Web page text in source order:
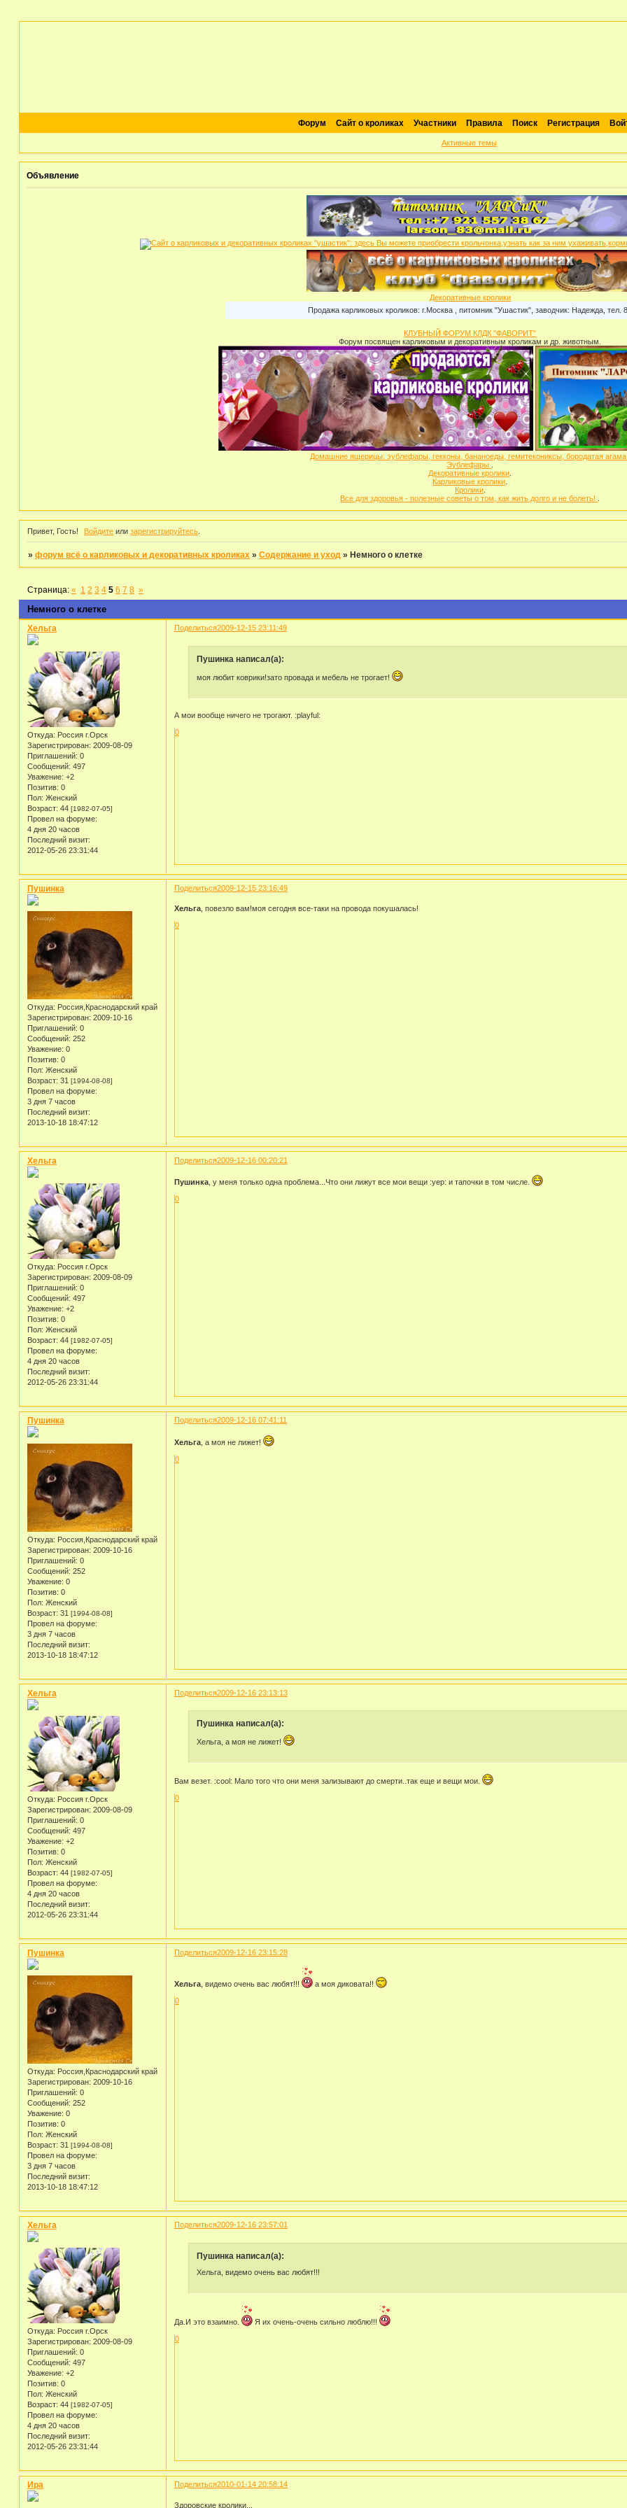
Форум Сайт о кроликах Участники Правила Поиск Регистрация
Активные темы
Объявление
Декоративные кролики
Продажа карликовых кроликов: г.Москва , питомник "Ушастик", заводчик: Надежда, тел. 8 (499)
КЛУБНЫЙ ФОРУМ КЛДК "ФАВОРИТ"
Форум посвящен карликовым и декоративным кроликам и др. животным.
Домашние ящерицы: эублефары, гекконы, бананоеды, гемитекониксы, бородатая
Эублефары
Декоративные кролики
Карликовые кролики
Кролики.
Все для здоровья - полезные советы о том, как жить долго и не болеть!
Привет, Гость! Войдите илизарегистрируйтесь
» форум всё о карликовых и декоративных кроликах » Содержание и уход » Немного о клетке
Немного о клетке
Страница: « 1 2 3 4 5 6 7 8 »
Поделиться2009-12-15 23:11:49
Хельга
Откуда: Россия г.Орск
Зарегистрирован: 2009-08-09
Приглашений: 0
Сообщений: 497
Уважение: +2
Позитив: 0
Пол: Женский
Возраст: 44 [1982-07-05]
Провел на форуме:
4 дня 20 часов
Последний визит:
2012-05-26 23:31:44
Пушинка написал(а):
моя любит коврики!зато провада и мебель не трогает!
А мои вообще ничего не трогают. :playful:
0
Поделиться2009-12-15 23:16:49
Пушинка
Откуда: Россия,Краснодарский край
Зарегистрирован: 2009-10-16
Приглашений: 0
Сообщений: 252
Уважение: 0
Позитив: 0
Пол: Женский
Возраст: 31 [1994-08-08]
Провел на форуме:
3 дня 7 часов
Последний визит:
2013-10-18 18:47:12
Хельга, повезло вам!моя сегодня все-таки на провода покушалась!
0
Поделиться2009-12-16 00:20:21
Хельга
Откуда: Россия г.Орск
Зарегистрирован: 2009-08-09
Приглашений: 0
Сообщений: 497
Уважение: +2
Позитив: 0
Пол: Женский
Возраст: 44 [1982-07-05]
Провел на форуме:
4 дня 20 часов
Последний визит:
2012-05-26 23:31:44
Пушинка, у меня только одна проблема...Что они лижут все мои вещи :yep: и тапочки в том числе.
0
Поделиться2009-12-16 07:41:11
Пушинка
Откуда: Россия,Краснодарский край
Зарегистрирован: 2009-10-16
Приглашений: 0
Сообщений: 252
Уважение: 0
Позитив: 0
Пол: Женский
Возраст: 31 [1994-08-08]
Провел на форуме:
3 дня 7 часов
Последний визит:
2013-10-18 18:47:12
Хельга, а моя не лижет!
0
Поделиться2009-12-16 23:13:13
Хельга
Откуда: Россия г.Орск
Зарегистрирован: 2009-08-09
Приглашений: 0
Сообщений: 497
Уважение: +2
Позитив: 0
Пол: Женский
Возраст: 44 [1982-07-05]
Провел на форуме:
4 дня 20 часов
Последний визит:
2012-05-26 23:31:44
Пушинка написал(а):
Хельга, а моя не лижет!
Вам везет. :cool: Мало того что они меня зализывают до смерти..так еще и вещи мои.
0
Поделиться2009-12-16 23:15:28
Пушинка
Откуда: Россия,Краснодарский край
Зарегистрирован: 2009-10-16
Приглашений: 0
Сообщений: 252
Уважение: 0
Позитив: 0
Пол: Женский
Возраст: 31 [1994-08-08]
Провел на форуме:
3 дня 7 часов
Последний визит:
2013-10-18 18:47:12
Хельга, видемо очень вас любят!!!
а моя диковата!!
0
Поделиться2009-12-16 23:57:01
Хельга
Откуда: Россия г.Орск
Зарегистрирован: 2009-08-09
Приглашений: 0
Сообщений: 497
Уважение: +2
Позитив: 0
Пол: Женский
Возраст: 44 [1982-07-05]
Провел на форуме:
4 дня 20 часов
Последний визит:
2012-05-26 23:31:44
Пушинка написал(а):
Хельга, видемо очень вас любят!!!
Да.И это взаимно.
Я их очень-очень сильно люблю!!!
0
Поделиться2010-01-14 20:58:14
Ира
Здоровские кролики...